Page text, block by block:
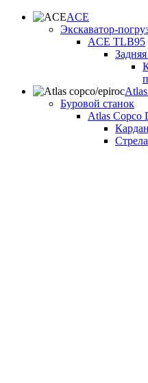
ACE
Экскаватор-
ACE TLB95
Буровой станок
Atlas Copco
Стрела